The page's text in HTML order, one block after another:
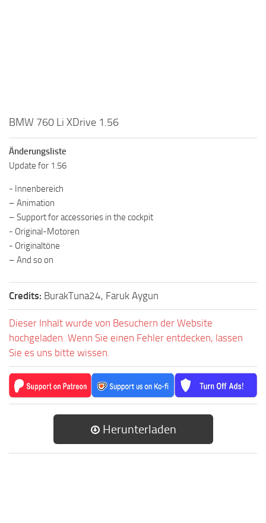
BMW 760 Li XDrive 1.56
Änderungsliste
Update for 1.56
- Innenbereich
– Animation
– Support for accessories in the cockpit
- Original-Motoren
- Originaltöne
– And so on
Credits: BurakTuna24, Faruk Aygun
Dieser Inhalt wurde von Besuchern der Website
hochgeladen. Wenn Sie einen Fehler entdecken, lassen
Sie es uns bitte wissen.
Herunterladen